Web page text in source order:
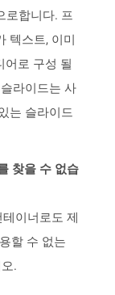
로합니다. 프
텍스트, 이미
어로 구성 될
라이드는 사
는 슬라이드
찾을 수 없습
이너로도 제
할 수 없는
.